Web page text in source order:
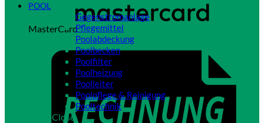
MasterCard
POOL
Gegenstromanlage
Pflegemittel
Poolabdeckung
Poolbecken
Poolfilter
Poolheizung
Poolleiter
Poolpflege & Reinigung
Pooltechnik
Close